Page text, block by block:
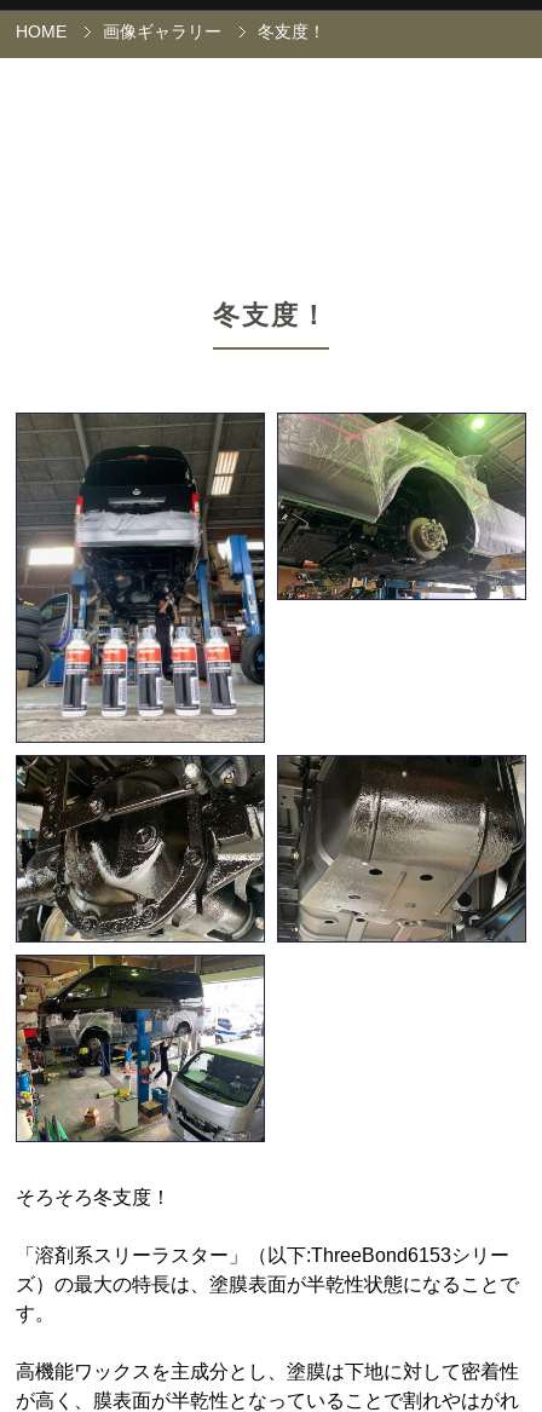
HOME 画像ギャラリー 冬支度！
冬支度！
そろそろ冬支度！
「溶剤系スリーラスター」（以下:ThreeBond6153シリー
ズ）の最大の特長は、塗膜表面が半乾性状態になることで
す。
高機能ワックスを主成分とし、塗膜は下地に対して密着性
が高く、膜表面が半乾性となっていることで割れやはがれ